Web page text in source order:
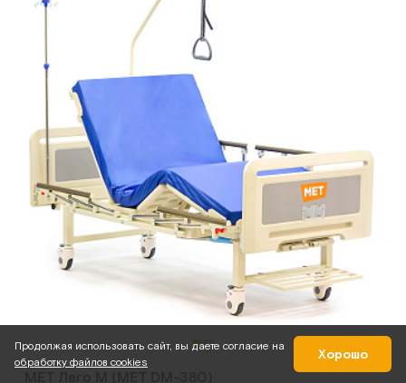
Продолжая использовать сайт, вы даете согласие на
обработку файлов cookies
Хорошо